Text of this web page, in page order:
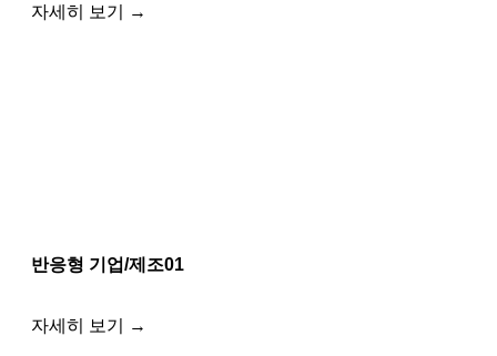
자세히 보기 →
반응형 기업/제조01
자세히 보기 →